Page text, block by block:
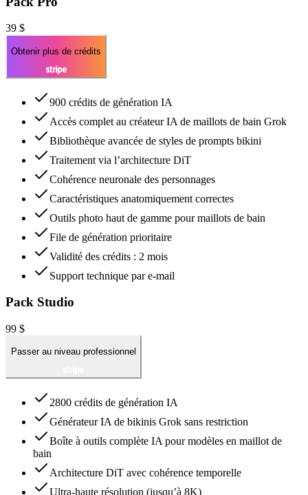
39 $
Obtenir plus de crédits
900 crédits de génération IA
Accès complet au créateur IA de maillots de bain Grok
Bibliothèque avancée de styles de prompts bikini
Traitement via l’architecture DiT
Cohérence neuronale des personnages
Caractéristiques anatomiquement correctes
Outils photo haut de gamme pour maillots de bain
File de génération prioritaire
Validité des crédits : 2 mois
Support technique par e-mail
Pack Studio
99 $
Passer au niveau professionnel
2800 crédits de génération IA
Générateur IA de bikinis Grok sans restriction
Boîte à outils complète IA pour modèles en maillot de
bain
Architecture DiT avec cohérence temporelle
Ultra-haute résolution (jusqu’à 8K)